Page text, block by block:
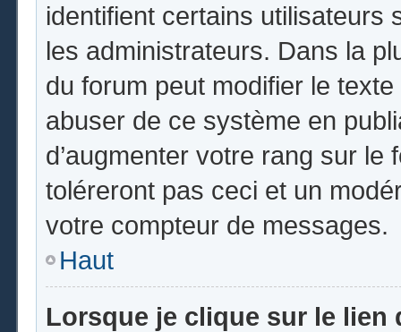
identifient certains utilisateurs
les administrateurs. Dans la
du forum peut modifier le
abuser de ce système en
d’augmenter votre rang sur
toléreront pas ceci et un
votre compteur de messages.
Haut
Lorsque je clique sur le lien